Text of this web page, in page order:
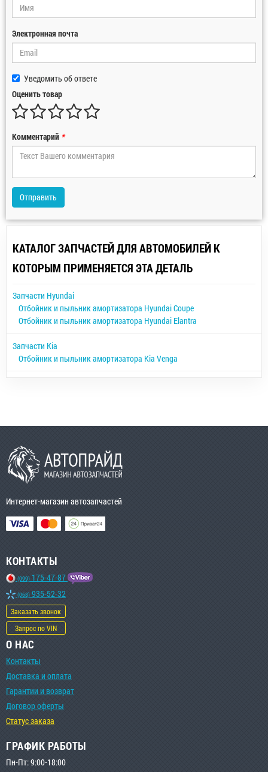
Электронная почта
Уведомить об ответе
Оценить товар
Комментарий *
Отправить
КАТАЛОГ ЗАПЧАСТЕЙ ДЛЯ АВТОМОБИЛЕЙ К
КОТОРЫМ ПРИМЕНЯЕТСЯ ЭТА ДЕТАЛЬ
Запчасти Hyundai
Отбойник и пыльник амортизатора Hyundai Coupe
Отбойник и пыльник амортизатора Hyundai Elantra
Запчасти Kia
Отбойник и пыльник амортизатора Kia Venga
Интернет-магазин автозапчастей
КОНТАКТЫ
(099) 175-47-87
(068) 935-52-32
Заказать звонок
Запрос по VIN
О НАС
Контакты
Доставка и оплата
Гарантии и возврат
Договор оферты
Статус заказа
ГРАФИК РАБОТЫ
Пн-Пт: 9:00-18:00